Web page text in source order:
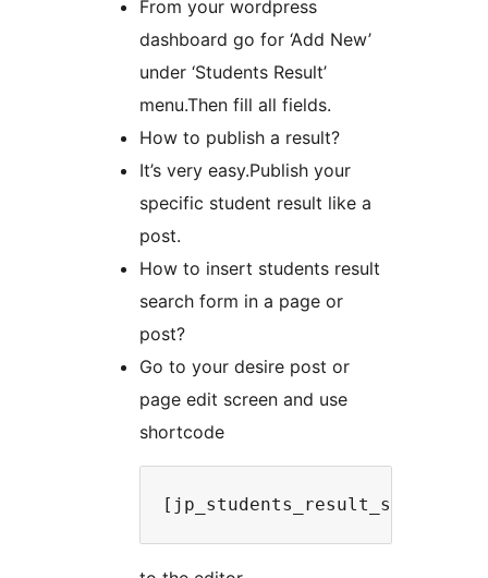
From your wordpress
dashboard go for ‘Add New’
under ‘Students Result’
menu.Then fill all fields.
How to publish a result?
It’s very easy.Publish your
specific student result like a
post.
How to insert students result
search form in a page or
post?
Go to your desire post or
page edit screen and use
shortcode
[jp_students_result_sc]